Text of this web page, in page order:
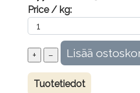
Price / kg:
Tuotetiedot